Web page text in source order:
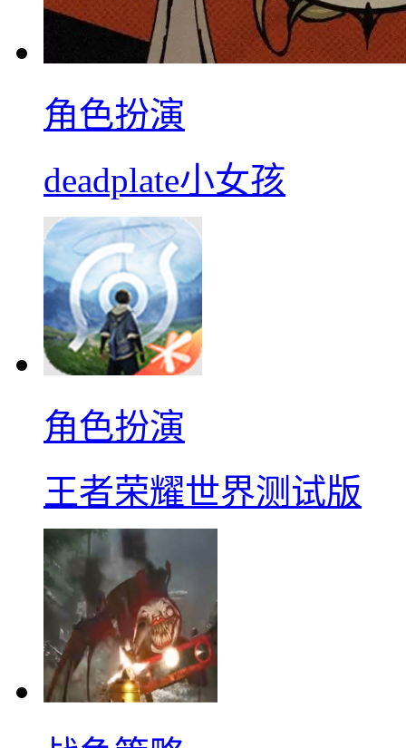
角色扮演
deadplate小女孩
角色扮演
王者荣耀世界测试版